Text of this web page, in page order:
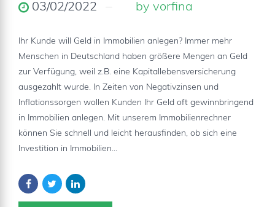
03/02/2022 by vorfina
Ihr Kunde will Geld in Immobilien anlegen? Immer mehr
Menschen in Deutschland haben größere Mengen an Geld
zur Verfügung, weil z.B. eine Kapitallebensversicherung
ausgezahlt wurde. In Zeiten von Negativzinsen und
Inflationssorgen wollen Kunden Ihr Geld oft gewinnbringend
in Immobilien anlegen. Mit unserem Immobilienrechner
können Sie schnell und leicht herausfinden, ob sich eine
Investition in Immobilien...